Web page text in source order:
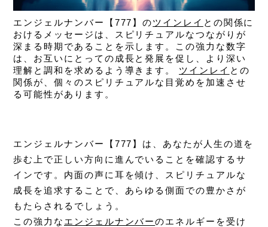
エンジェルナンバー【777】のツインレイ との関係に
おけるメッセージは、
スピリチュアルなつながりが
深まる時期であることを示します。この強力な数字
は、お互いにとっての成長と発展を促し、より深い
理解と調和を求めるよう導きます。 ツインレイ との
関係が、個々のスピリチュアルな目覚めを加速させ
る可能性があります。
エンジェルナンバー【777】は、あなたが人生の道を
歩む上で正しい方向に進んでいることを確認するサ
インです。内面の声に耳を傾け、スピリチュアルな
成長を追求することで、あらゆる側面での豊かさが
もたらされるでしょう。
この強力な エンジェルナンバーのエネルギーを受け